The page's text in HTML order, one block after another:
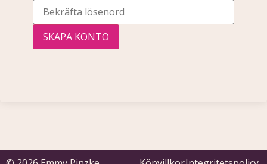
SKAPA KONTO